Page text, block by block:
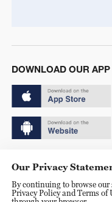
DOWNLOAD OUR APP
京ICP备20000184号
京公网安备
Our Privacy
By continuing to browse our
Privacy Policy and Terms of